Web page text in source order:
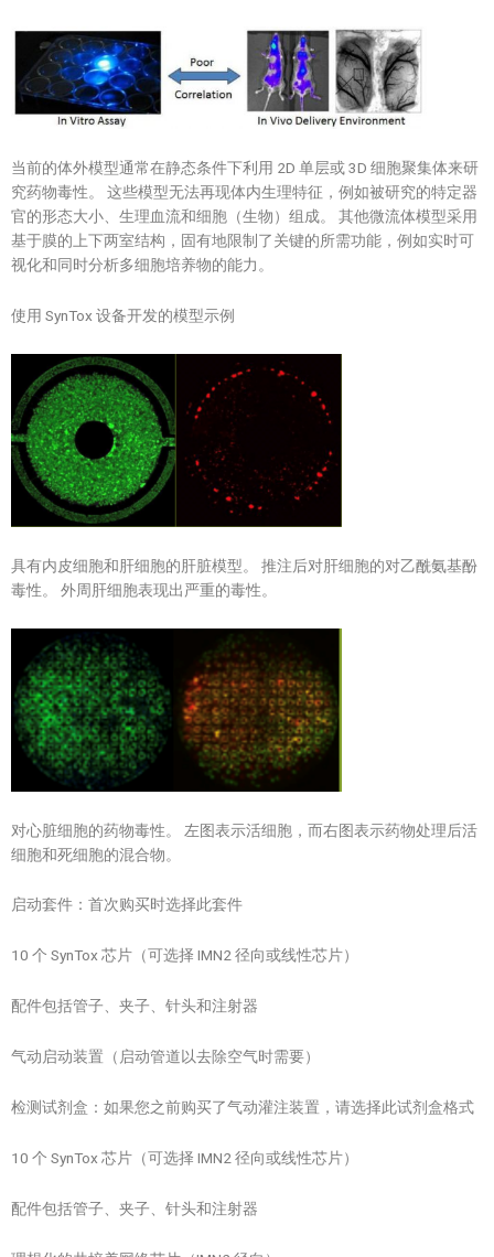
当前的体外模型通常在静态条件下利用 2D 单层或 3D 细胞聚集体来研
究药物毒性。 这些模型无法再现体内生理特征，例如被研究的特定器
官的形态大小、生理血流和细胞（生物）组成。 其他微流体模型采用
基于膜的上下两室结构，固有地限制了关键的所需功能，例如实时可
视化和同时分析多细胞培养物的能力。
使用 SynTox 设备开发的模型示例
具有内皮细胞和肝细胞的肝脏模型。 推注后对肝细胞的对乙酰氨基酚
毒性。 外周肝细胞表现出严重的毒性。
对心脏细胞的药物毒性。 左图表示活细胞，而右图表示药物处理后活
细胞和死细胞的混合物。
启动套件：首次购买时选择此套件
10 个 SynTox 芯片（可选择 IMN2 径向或线性芯片）
配件包括管子、夹子、针头和注射器
气动启动装置（启动管道以去除空气时需要）
检测试剂盒：如果您之前购买了气动灌注装置，请选择此试剂盒格式
10 个 SynTox 芯片（可选择 IMN2 径向或线性芯片）
配件包括管子、夹子、针头和注射器